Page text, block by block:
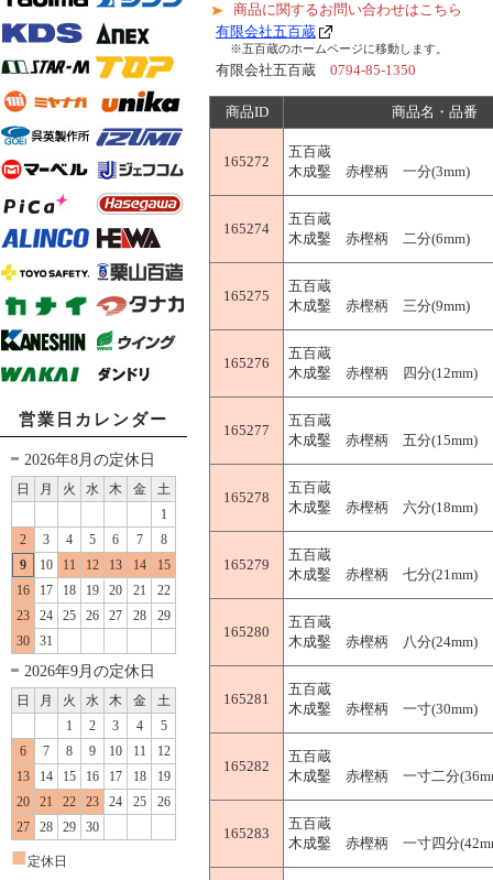
営業日カレンダー
2026年8月の定休日
日 月 火 水 木 金
土
1
2
3 4 5 6 7
8
9
10 11 12 13 14
15
16
17 18 19 20 21
22
23
24 25 26 27 28
29
30
31
2026年9月の定休日
日 月 火 水 木 金
土
1
2 3 4
5
6
7 8 9 10 11
12
13
14 15 16 17 18
19
20
21 22 23 24 25
26
27
28 29 30
■ 定休日
商品に関するお問い合わせはこちら
有限会社五百蔵
※五百蔵のホームページに移動します。
有限会社五百蔵 0794-85-1350
商品ID 商品名・品番
165272
五百蔵
木成鑿 赤樫柄 一分(3mm)
165274
五百蔵
木成鑿 赤樫柄 二分(6mm)
165275
五百蔵
木成鑿 赤樫柄 三分(9mm)
165276
五百蔵
木成鑿 赤樫柄 四分(12mm)
165277
五百蔵
木成鑿 赤樫柄 五分(15mm)
165278
五百蔵
木成鑿 赤樫柄 六分(18mm)
165279
五百蔵
木成鑿 赤樫柄 七分(21mm)
165280
五百蔵
木成鑿 赤樫柄 八分(24mm)
165281
五百蔵
木成鑿 赤樫柄 一寸(30mm)
165282
五百蔵
木成鑿 赤樫柄 一寸二分
165283
五百蔵
木成鑿 赤樫柄 一寸四分